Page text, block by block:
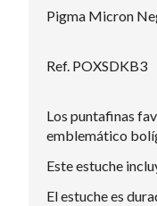
Pigma Micron
Ref. POXSDKB3
Los puntafinas
emblemático
Este estuche
El estuche es